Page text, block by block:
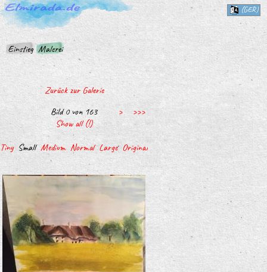
Einstieg Malerei
(GER)
Zurück zur Galerie
Bild 0 von 163
Show all (!)
> >>>
TinySmall Medium Normal Large Original